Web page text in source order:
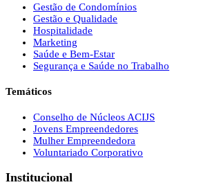
Gestão de Condomínios
Gestão e Qualidade
Hospitalidade
Marketing
Saúde e Bem-Estar
Segurança e Saúde no Trabalho
Temáticos
Conselho de Núcleos ACIJS
Jovens Empreendedores
Mulher Empreendedora
Voluntariado Corporativo
Institucional